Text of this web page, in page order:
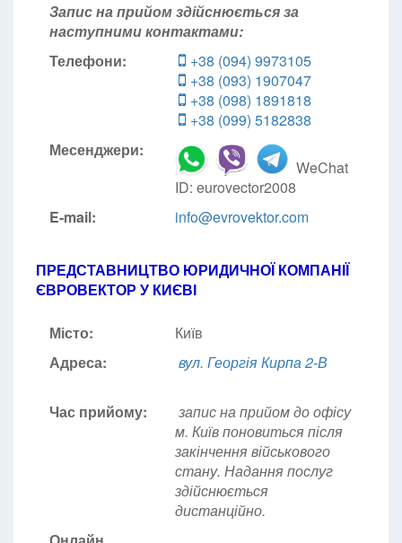
Запис на прийом здійснюється за
наступними контактами:
Телефони:
+38 (094) 9973105
+38 (093) 1907047
+38 (098) 1891818
+38 (099) 5182838
Месенджери:
WeChat
ID: eurovector2008
E-mail:
info@evrovektor.com
ПРЕДСТАВНИЦТВО ЮРИДИЧНОЇ КОМПАНІЇ
ЄВРОВЕКТОР У КИЄВІ
Місто:
Київ
Адреса:
вул. Георгія Кирпа 2-В
Час прийому:
запис на прийом до офісу
м. Київ поновиться після
закінчення військового
стану. Надання послуг
здійснюється
дистанційно.